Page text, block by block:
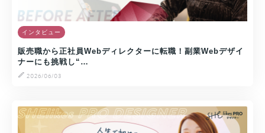
インタビュー
販売職から正社員Webディレクターに転職！副業Webデザイ
ナーにも挑戦し“…
2026/06/03